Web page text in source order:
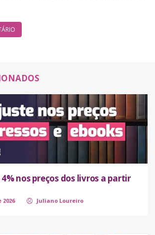
nos preços dos livros a partir
Juliano Loureiro